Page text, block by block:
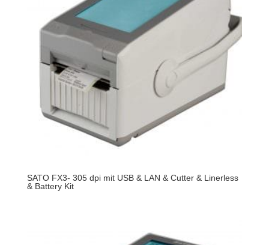
SATO FX3- 305 dpi mit USB & LAN & Cutter & Linerless
& Battery Kit